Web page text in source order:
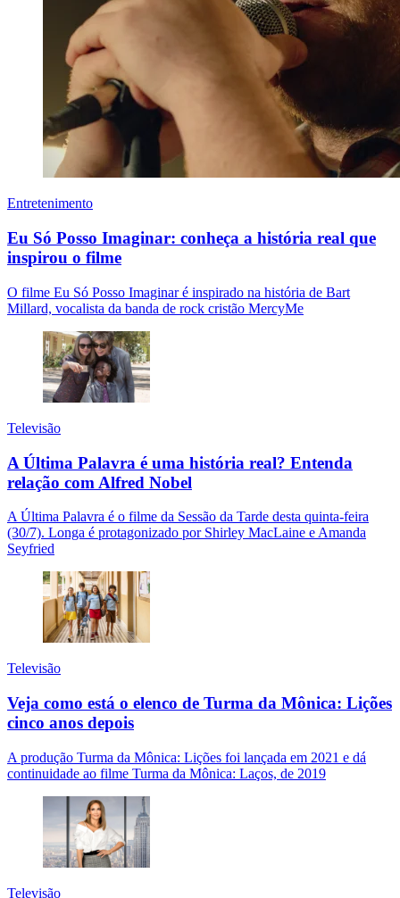
Entretenimento
Eu Só Posso Imaginar: conheça a história real que
inspirou o filme
O filme Eu Só Posso Imaginar é inspirado na história de Bart
Millard, vocalista da banda de rock cristão MercyMe
Televisão
A Última Palavra é uma história real? Entenda
relação com Alfred Nobel
A Última Palavra é o filme da Sessão da Tarde desta quinta-feira
(30/7). Longa é protagonizado por Shirley MacLaine e Amanda
Seyfried
Televisão
Veja como está o elenco de Turma da Mônica: Lições
cinco anos depois
A produção Turma da Mônica: Lições foi lançada em 2021 e dá
continuidade ao filme Turma da Mônica: Laços, de 2019
Televisão